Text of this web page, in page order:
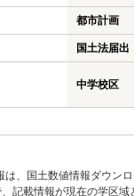
都市計画
国土法届出
中学校区
、国土数値情報ダウン
記載情報が現在の学区域